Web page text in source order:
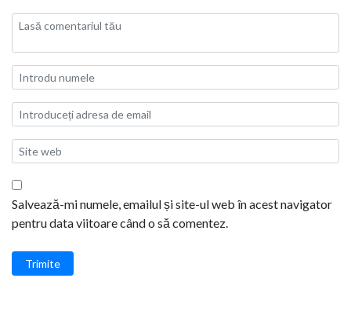
Salvează-mi numele, emailul și site-ul web în acest navigator
pentru data viitoare când o să comentez.
Trimite